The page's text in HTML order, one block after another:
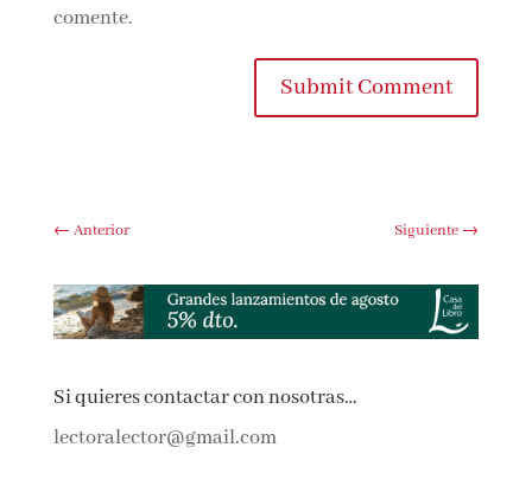
comente.
Submit Comment
← Anterior Siguiente→
Si quieres contactar con nosotras…
lectoralector@gmail.com